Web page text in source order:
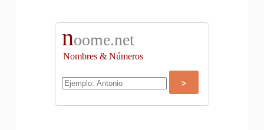
noome.net
Nombres & Números